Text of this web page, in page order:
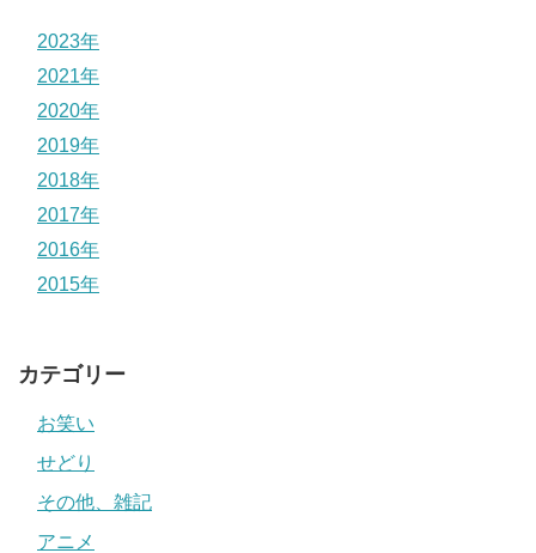
2023年
2021年
2020年
2019年
2018年
2017年
2016年
2015年
カテゴリー
お笑い
せどり
その他、雑記
アニメ